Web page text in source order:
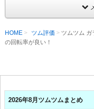
HOME ツム評価
ツムツム
の回転率が良い！
2026年8月ツムツムまとめ